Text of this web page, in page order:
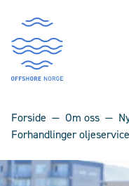
Forside Om oss
Forhandlinger